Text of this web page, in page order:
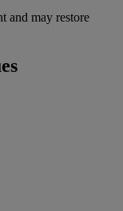
and may restore